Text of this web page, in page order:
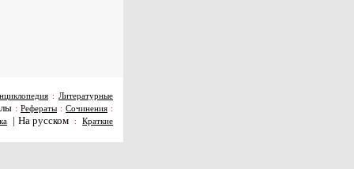
: Литературные
: Рефераты:Сочинения :
| На русском :Краткие